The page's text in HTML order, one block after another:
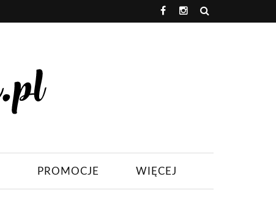
PROMOCJE WIĘCEJ